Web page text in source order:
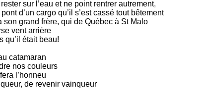
rester sur l’eau et ne point rentrer autrement,
d’un cargo qu’il s’est cassé tout bêtement
son grand frère, qui de Québec à St Malo
vent arrière
qu’il était beau!
catamaran
nos couleurs
l’honneu
de revenir vainqueur